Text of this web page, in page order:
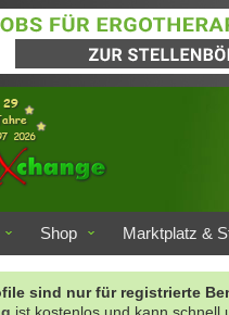
Shop Marktplatz &
sind nur für registrierte